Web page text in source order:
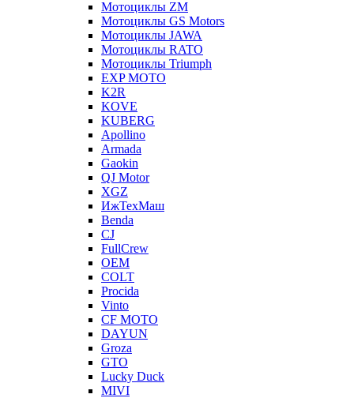
Мотоциклы ZM
Мотоциклы GS Motors
Мотоциклы JAWA
Мотоциклы RATO
Мотоциклы Triumph
EXP MOTO
K2R
KOVE
KUBERG
Apollino
Armada
Gaokin
QJ Motor
XGZ
ИжТехМаш
Benda
CJ
FullCrew
OEM
COLT
Procida
Vinto
CF MOTO
DAYUN
Groza
GTO
Lucky Duck
MIVI